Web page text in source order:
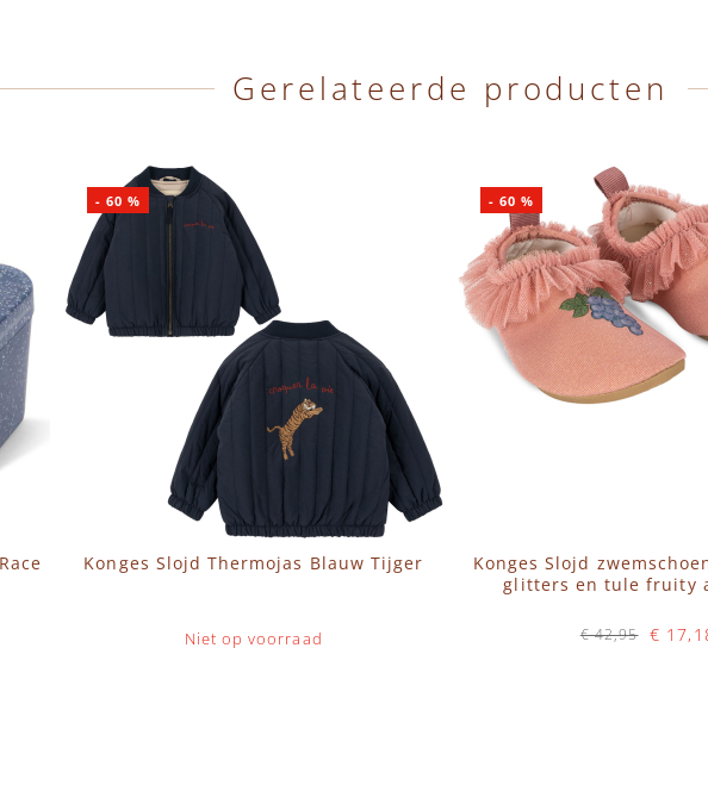
Gerelateerde producten
Konges Slojd Thermojas Blauw Tijger
Niet op voorraad
- 60 %
Konges Slojd
glitters en tule fruity
€
€ 42,95
-60 %